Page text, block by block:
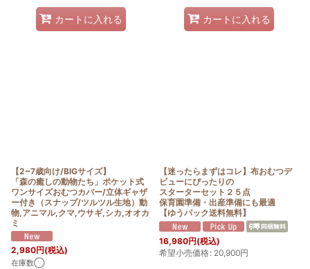
カートに入れる カートに入れる
【2~7歳向け/BIGサイズ】
「森の癒しの動物たち」ポケット式
ワンサイズおむつカバー/立体ギャザ
ー付き（スナップ/ツルツル生地）動
物,アニマル,クマ,ウサギ,シカ,オオカ
ミ
2,980円(税込)
在庫数◯
【迷ったらまずはコレ】布おむつデ
ビューにぴったりの
スターターセット２５点
保育園準備・出産準備にも最適
【ゆうパック送料無料】
16,980円(税込)
希望小売価格: 20,900円